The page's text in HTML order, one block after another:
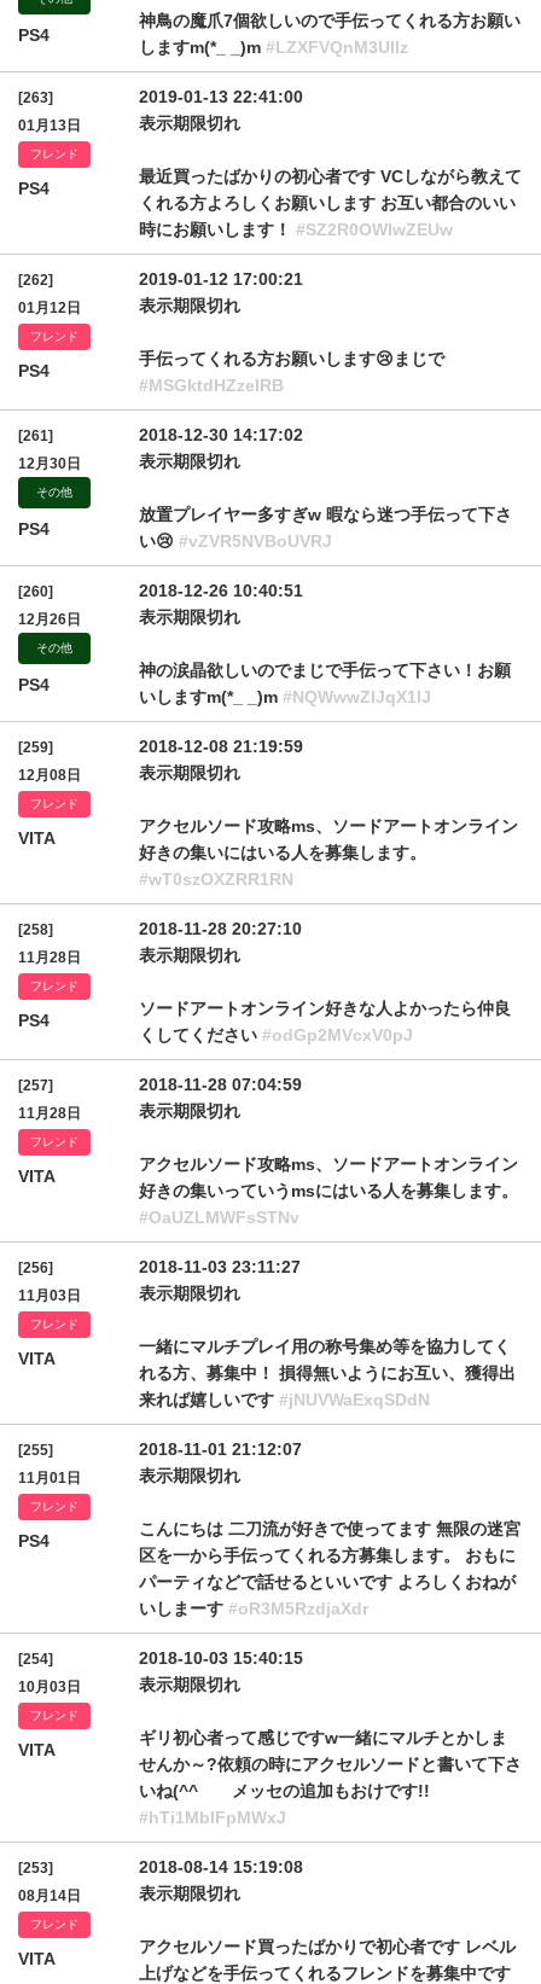
PS4
神鳥の魔爪7個欲しいので手伝ってくれる方お願い
しますm(*_ _)m #LZXFVQnM3Ullz
[263]
01月13日
フレンド
PS4
2019-01-13 22:41:00
表示期限切れ
最近買ったばかりの初心者です VCしながら教えて
くれる方よろしくお願いします お互い都合のいい
時にお願いします！ #SZ2R0OWlwZEUw
[262]
01月12日
フレンド
PS4
2019-01-12 17:00:21
表示期限切れ
手伝ってくれる方お願いします😢まじで
#MSGktdHZzelRB
[261]
12月30日
その他
PS4
2018-12-30 14:17:02
表示期限切れ
放置プレイヤー多すぎw 暇なら迷つ手伝って下さ
い😢 #vZVR5NVBoUVRJ
[260]
12月26日
その他
PS4
2018-12-26 10:40:51
表示期限切れ
神の涙晶欲しいのでまじで手伝って下さい！お願
いしますm(*_ _)m #NQWwwZlJqX1lJ
[259]
12月08日
フレンド
VITA
2018-12-08 21:19:59
表示期限切れ
アクセルソード攻略ms、ソードアートオンライン
好きの集いにはいる人を募集します。
#wT0szOXZRR1RN
[258]
11月28日
フレンド
PS4
2018-11-28 20:27:10
表示期限切れ
ソードアートオンライン好きな人よかったら仲良
くしてください #odGp2MVcxV0pJ
[257]
11月28日
フレンド
VITA
2018-11-28 07:04:59
表示期限切れ
アクセルソード攻略ms、ソードアートオンライン
好きの集いっていうmsにはいる人を募集します。
#OaUZLMWFsSTNv
[256]
11月03日
フレンド
VITA
2018-11-03 23:11:27
表示期限切れ
一緒にマルチプレイ用の称号集め等を協力してく
れる方、募集中！ 損得無いようにお互い、獲得出
来れば嬉しいです #jNUVWaExqSDdN
[255]
11月01日
フレンド
PS4
2018-11-01 21:12:07
表示期限切れ
こんにちは 二刀流が好きで使ってます 無限の迷宮
区を一から手伝ってくれる方募集します。 おもに
パーティなどで話せるといいです よろしくおねが
いしまーす #oR3M5RzdjaXdr
[254]
10月03日
フレンド
VITA
2018-10-03 15:40:15
表示期限切れ
ギリ初心者って感じですw一緒にマルチとかしま
せんか～?依頼の時にアクセルソードと書いて下さ
いね(^^ゞ メッセの追加もおけです!!
#hTi1MblFpMWxJ
[253]
08月14日
フレンド
VITA
2018-08-14 15:19:08
表示期限切れ
アクセルソード買ったばかりで初心者です レベル
上げなどを手伝ってくれるフレンドを募集中です